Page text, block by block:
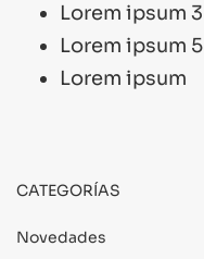
Lorem ipsum 3
Lorem ipsum 5
Lorem ipsum
CATEGORÍAS
Novedades